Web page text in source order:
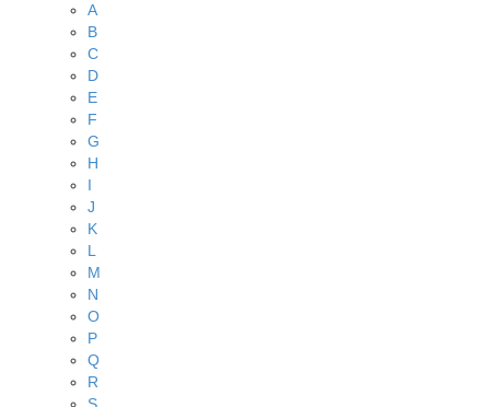
A
B
C
D
E
F
G
H
I
J
K
L
M
N
O
P
Q
R